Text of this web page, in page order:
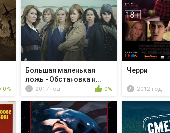
0%
Большая маленькая
ложь - Обстановка н...
2017 год 0%
Черри
2012 год